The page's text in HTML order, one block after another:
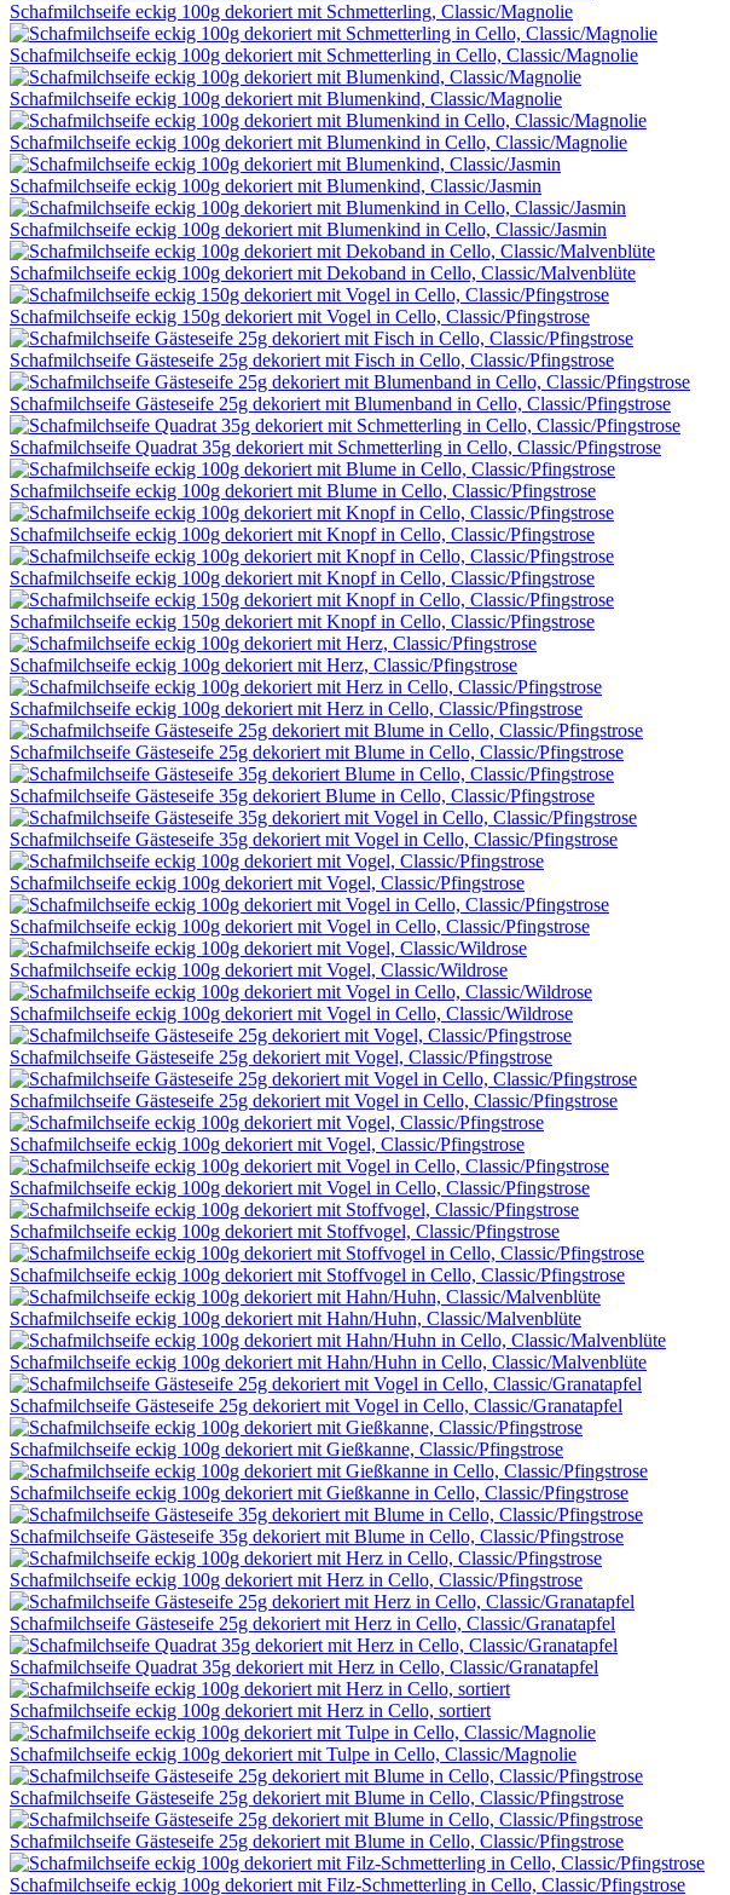
Schafmilchseife eckig 100g dekoriert mit Schmetterling, Classic/Magnolie
Schafmilchseife eckig 100g dekoriert mit Schmetterling in Cello, Classic/Magnolie
Schafmilchseife eckig 100g dekoriert mit Blumenkind, Classic/Magnolie
Schafmilchseife eckig 100g dekoriert mit Blumenkind in Cello, Classic/Magnolie
Schafmilchseife eckig 100g dekoriert mit Blumenkind, Classic/Jasmin
Schafmilchseife eckig 100g dekoriert mit Blumenkind in Cello, Classic/Jasmin
Schafmilchseife eckig 100g dekoriert mit Dekoband in Cello, Classic/Malvenblüte
Schafmilchseife eckig 150g dekoriert mit Vogel in Cello, Classic/Pfingstrose
Schafmilchseife Gästeseife 25g dekoriert mit Fisch in Cello, Classic/Pfingstrose
Schafmilchseife Gästeseife 25g dekoriert mit Blumenband in Cello, Classic/Pfingstrose
Schafmilchseife Quadrat 35g dekoriert mit Schmetterling in Cello, Classic/Pfingstrose
Schafmilchseife eckig 100g dekoriert mit Blume in Cello, Classic/Pfingstrose
Schafmilchseife eckig 100g dekoriert mit Knopf in Cello, Classic/Pfingstrose
Schafmilchseife eckig 100g dekoriert mit Knopf in Cello, Classic/Pfingstrose
Schafmilchseife eckig 150g dekoriert mit Knopf in Cello, Classic/Pfingstrose
Schafmilchseife eckig 100g dekoriert mit Herz, Classic/Pfingstrose
Schafmilchseife eckig 100g dekoriert mit Herz in Cello, Classic/Pfingstrose
Schafmilchseife Gästeseife 25g dekoriert mit Blume in Cello, Classic/Pfingstrose
Schafmilchseife Gästeseife 35g dekoriert Blume in Cello, Classic/Pfingstrose
Schafmilchseife Gästeseife 35g dekoriert mit Vogel in Cello, Classic/Pfingstrose
Schafmilchseife eckig 100g dekoriert mit Vogel, Classic/Pfingstrose
Schafmilchseife eckig 100g dekoriert mit Vogel in Cello, Classic/Pfingstrose
Schafmilchseife eckig 100g dekoriert mit Vogel, Classic/Wildrose
Schafmilchseife eckig 100g dekoriert mit Vogel in Cello, Classic/Wildrose
Schafmilchseife Gästeseife 25g dekoriert mit Vogel, Classic/Pfingstrose
Schafmilchseife Gästeseife 25g dekoriert mit Vogel in Cello, Classic/Pfingstrose
Schafmilchseife eckig 100g dekoriert mit Vogel, Classic/Pfingstrose
Schafmilchseife eckig 100g dekoriert mit Vogel in Cello, Classic/Pfingstrose
Schafmilchseife eckig 100g dekoriert mit Stoffvogel, Classic/Pfingstrose
Schafmilchseife eckig 100g dekoriert mit Stoffvogel in Cello, Classic/Pfingstrose
Schafmilchseife eckig 100g dekoriert mit Hahn/Huhn, Classic/Malvenblüte
Schafmilchseife eckig 100g dekoriert mit Hahn/Huhn in Cello, Classic/Malvenblüte
Schafmilchseife Gästeseife 25g dekoriert mit Vogel in Cello, Classic/Granatapfel
Schafmilchseife eckig 100g dekoriert mit Gießkanne, Classic/Pfingstrose
Schafmilchseife eckig 100g dekoriert mit Gießkanne in Cello, Classic/Pfingstrose
Schafmilchseife Gästeseife 35g dekoriert mit Blume in Cello, Classic/Pfingstrose
Schafmilchseife eckig 100g dekoriert mit Herz in Cello, Classic/Pfingstrose
Schafmilchseife Gästeseife 25g dekoriert mit Herz in Cello, Classic/Granatapfel
Schafmilchseife Quadrat 35g dekoriert mit Herz in Cello, Classic/Granatapfel
Schafmilchseife eckig 100g dekoriert mit Herz in Cello, sortiert
Schafmilchseife eckig 100g dekoriert mit Tulpe in Cello, Classic/Magnolie
Schafmilchseife Gästeseife 25g dekoriert mit Blume in Cello, Classic/Pfingstrose
Schafmilchseife Gästeseife 25g dekoriert mit Blume in Cello, Classic/Pfingstrose
Schafmilchseife eckig 100g dekoriert mit Filz-Schmetterling in Cello, Classic/Pfingstrose